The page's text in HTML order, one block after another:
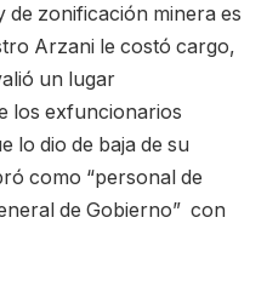
de zonificación minera es
Arzani le costó cargo,
un lugar
los exfuncionarios
lo dio de baja de su
como “personal de
de Gobierno” con